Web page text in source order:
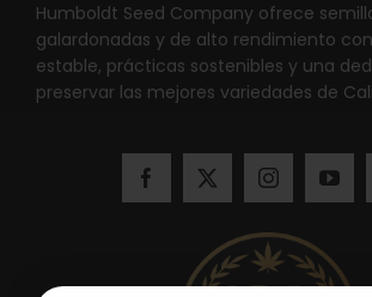
Humboldt Seed Company ofrece
galardonadas y de alto rendimiento
estable, prácticas sostenibles y una
preservar las mejores variedades de